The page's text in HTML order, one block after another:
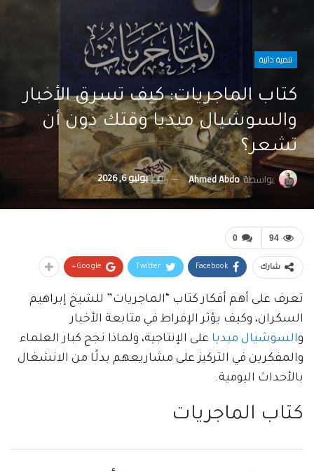
تنمية ذاتية
كتاب الماجريات: كيف تسرق الأخبار
والسوشيال ميديا وقتك دون أن
تشعر؟
بواسطةAhmed Abdo فييوليو 6, 2026
0 94
شارك Facebook
Twitter
Google+
تعرف على أهم أفكار كتاب “الماجريات” للشيخ إبراهيم
السكران، وكيف يؤثر الإفراط في متابعة الأخبار
والسوشيال ميديا على الإنتاجية، ولماذا نجح كبار العلماء
والمفكرين في التركيز على مشاريعهم بدلًا من الانشغال
بالأحداث اليومية.
كتاب الماجريات